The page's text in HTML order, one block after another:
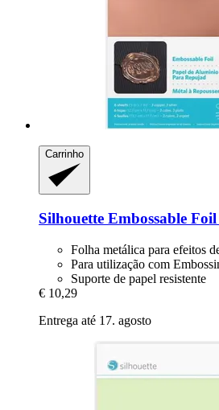
Carrinho
Silhouette Embossable
Folha metálica para efeitos
Para utilização com
Suporte de papel resistente
€ 10,29
Entrega até 17. agosto